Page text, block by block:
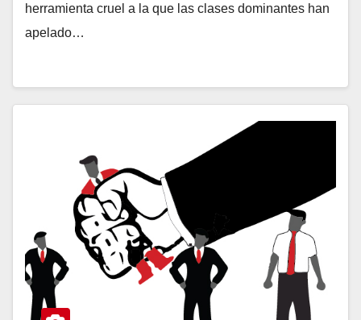
herramienta cruel a la que las clases dominantes han
apelado…